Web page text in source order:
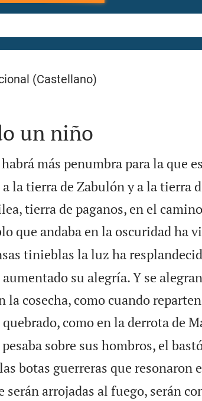
(Castellano)
un niño
más penumbra para la que
la tierra de Zabulón y a la tierra
tierra de paganos, en el
que andaba en la oscuridad ha
tinieblas la luz ha
su alegría. Y se
la cosecha, como cuando
como en la derrota de
sobre sus hombros, el
botas guerreras que resonaron
serán arrojadas al fuego, serán